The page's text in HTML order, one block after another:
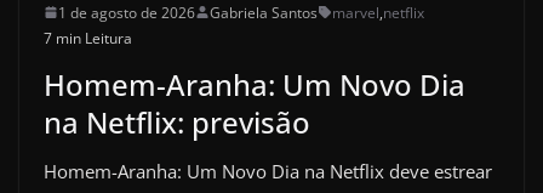
1 de agosto de 2026 Gabriela Santos marvel,netflix
7 min Leitura
Homem-Aranha: Um Novo Dia
na Netflix: previsão
Homem-Aranha: Um Novo Dia na Netflix deve estrear